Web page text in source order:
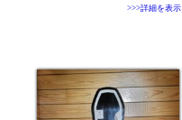
>>>詳細を表示